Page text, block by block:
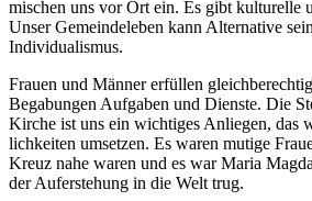
mischen uns vor Ort ein. Es gibt kul­tu­rel­le
Unser Gemein­de­le­ben kann Alter­na­ti­ve
Individualismus.
Frau­en und Män­ner erfül­len
Bega­bun­gen Auf­ga­ben und Diens­te. Die
Kir­che ist uns ein wich­ti­ges Anlie­gen, das
lich­kei­ten umset­zen. Es waren muti­ge
Kreuz nahe waren und es war Maria
der Auf­er­ste­hung in die Welt trug.